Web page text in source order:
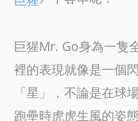
巨猩Mr. Go身為一隻
裡的表現就像是一個
「星」，不論是在球
跑壘時虎虎生風的姿